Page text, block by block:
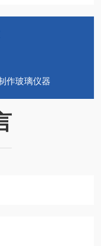
作玻璃仪器